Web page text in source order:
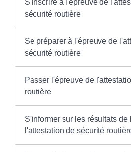
S'inscrire à l'épreuve de
sécurité routière
Se préparer à l'épreuve de
sécurité routière
Passer l'épreuve de
routière
S'informer sur les résultats de
l'attestation de sécurité